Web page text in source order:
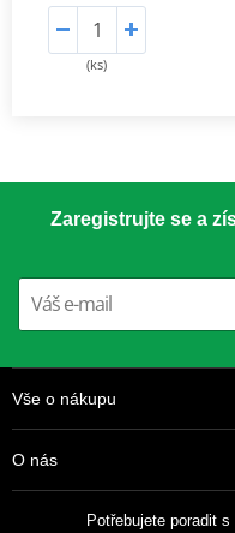
(ks)
Zaregistrujte se a
Vše o nákupu
O nás
Potřebujete poradit